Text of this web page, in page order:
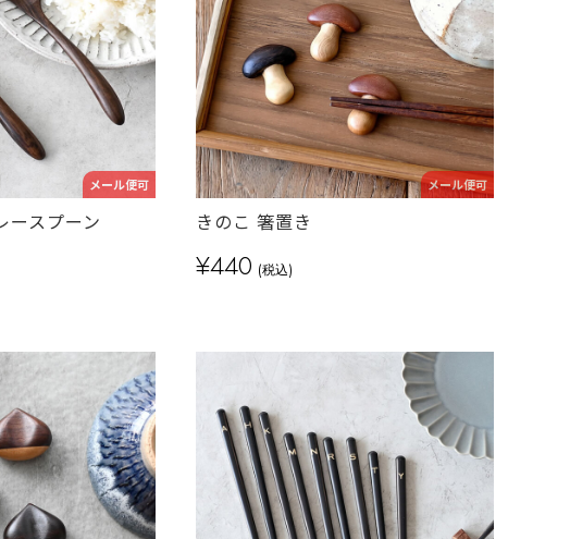
メール便可
ースプーン
メール便可
きのこ 箸置き
¥440 (税込)